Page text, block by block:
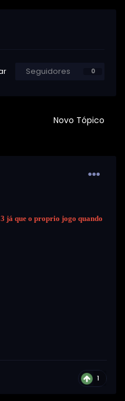
Seguidores 0
Novo Tópico
já que o proprio jogo quando
1